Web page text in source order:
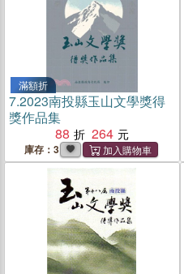
滿額折
7.2023南投縣玉山文學獎得
獎作品集
88
264
庫存：3